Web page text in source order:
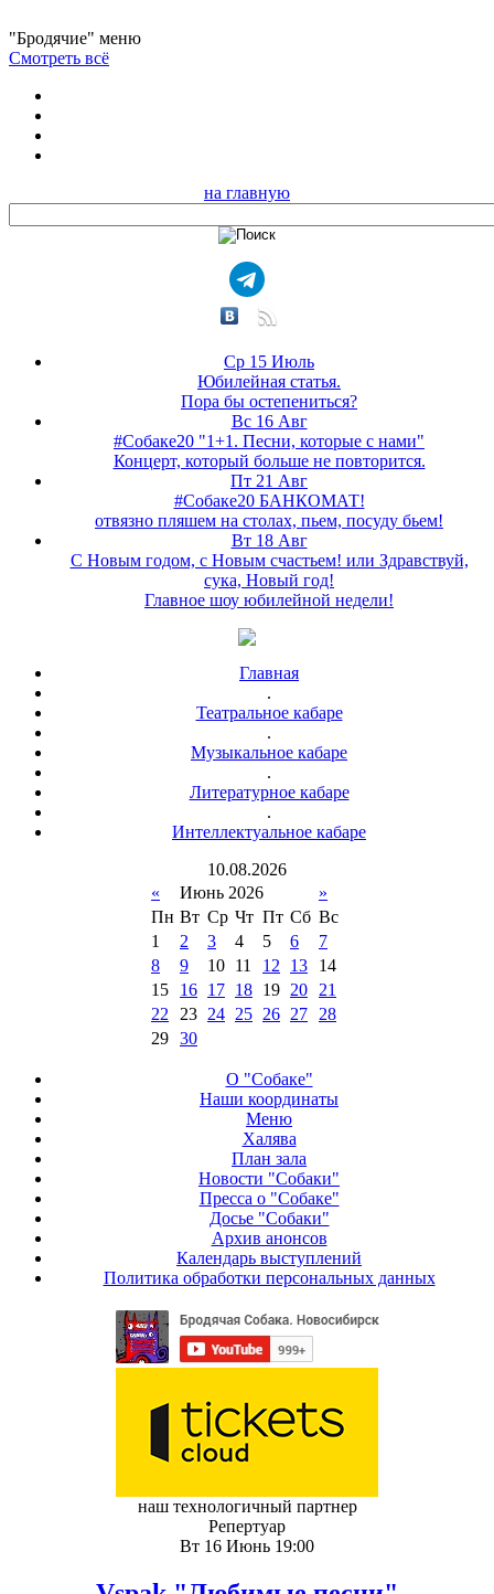
"Бродячие" меню
Смотреть всё
на главную
Ср 15 Июль
Юбилейная статья.
Пора бы остепениться?
Вс 16 Авг
#Собаке20 "1+1. Песни, которые с нами"
Концерт, который больше не повторится.
Пт 21 Авг
#Собаке20 БАНКОМАТ!
отвязно пляшем на столах, пьем, посуду бьем!
Вт 18 Авг
С Новым годом, с Новым счастьем! или Здравствуй,
сука, Новый год!
Главное шоу юбилейной недели!
Главная
.
Театральное кабаре
.
Музыкальное кабаре
.
Литературное кабаре
.
Интеллектуальное кабаре
10.08.2026
«
Июнь 2026
»
Пн Вт Ср Чт Пт Сб Вс
1
2 3 4 5 6
7
8
9 10 11 12 13
14
15
16 17 18 19 20
21
22
23 24 25 26 27
28
29 30
О "Собаке"
Наши координаты
Меню
Халява
План зала
Новости "Собаки"
Пресса о "Собаке"
Досье "Собаки"
Архив анонсов
Календарь выступлений
Политика обработки персональных данных
наш технологичный партнер
Репертуар
Вт 16 Июнь 19:00